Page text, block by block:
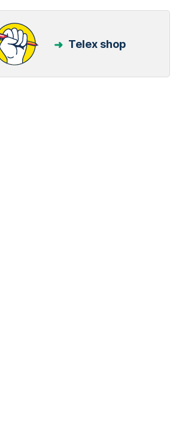
Telex shop